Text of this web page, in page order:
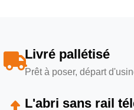
Livré pallétisé
Prêt à poser, départ
L'abri sans rail